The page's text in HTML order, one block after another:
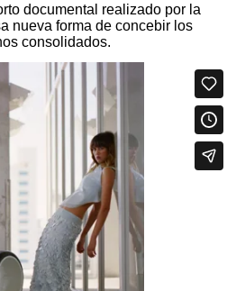
documental realizado por la
nueva forma de concebir los
consolidados.